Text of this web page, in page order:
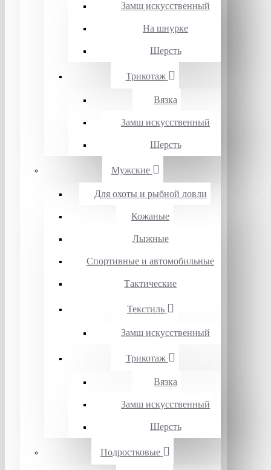
Замш искусственный
На шнурке
Шерсть
Трикотаж
Вязка
Замш искусственный
Шерсть
Мужские
Для охоты и рыбной ловли
Кожаные
Лыжные
Спортивные и автомобильные
Тактические
Текстиль
Замш искусственный
Трикотаж
Вязка
Замш искусственный
Шерсть
Подростковые